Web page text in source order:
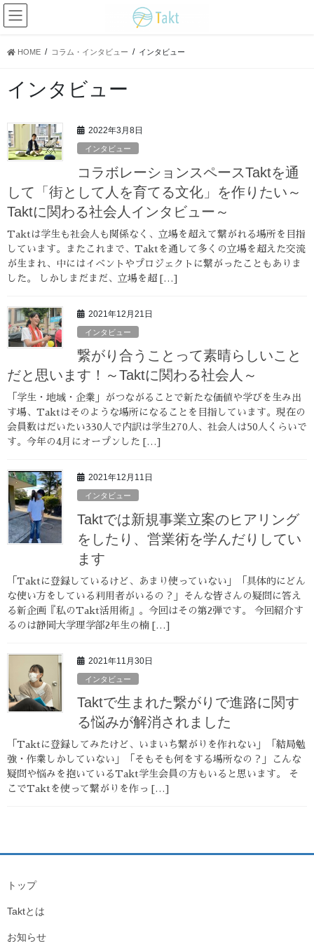
コ
ン
ン
ス
ッ
プ
ナ
ビ
ー
ン
移
動
HOME コラム・インタビュー インタビュー
インタビュー
2022年3月8日
インタビュー
コラボレーションスペースTaktを通
して「街として人を育てる文化」を作りたい～
Taktに関わる社会人インタビュー～
Taktは学生も社会人も関係なく、立場を超えて繋がれる場所を目指
しています。またこれまで、Taktを通して多くの立場を超えた交流
が生まれ、中にはイベントやプロジェクトに繋がったこともありま
した。 しかしまだまだ、立場を超 […]
2021年12月21日
インタビュー
繋がり合うことって素晴らしいこと
だと思います！～Taktに関わる社会人～
「学生・地域・企業」がつながることで新たな価値や学びを生み出
す場、Taktはそのような場所になることを目指しています。現在の
会員数はだいたい330人で内訳は学生270人、社会人は50人くらいで
す。今年の4月にオープンした […]
2021年12月11日
インタビュー
Taktでは新規事業立案のヒアリング
をしたり、営業術を学んだりしてい
ます
「Taktに登録しているけど、あまり使っていない」「具体的にどん
な使い方をしている利用者がいるの？」そんな皆さんの疑問に答え
る新企画『私のTakt活用術』。今回はその第2弾です。 今回紹介す
るのは静岡大学理学部2年生の楠 […]
2021年11月30日
インタビュー
Taktで生まれた繋がりで進路に関す
る悩みが解消されました
「Taktに登録してみたけど、いまいち繋がりを作れない」「結局勉
強・作業しかしていない」「そもそも何をする場所なの？」こんな
疑問や悩みを抱いているTakt学生会員の方もいると思います。 そ
こでTaktを使って繋がりを作っ […]
トップ
Taktとは
お知らせ